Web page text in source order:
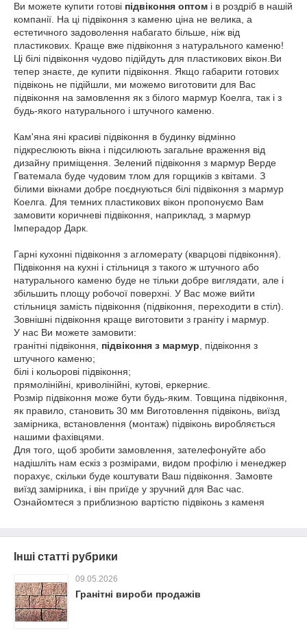
Ви можете купити готові підвіконня оптом і в роздріб в нашій
компанії. На ці підвіконня з каменю ціна не велика, а
естетичного задоволення набагато більше, ніж від
пластикових. Краще вже підвіконня з натурального каменю!
Ці білі підвіконня чудово підійдуть для пластикових вікон.Ви
тепер знаєте, де купити підвіконня. Якщо габарити готових
підвіконь не підійшли, ми можемо виготовити для Вас
підвіконня на замовлення як з білого мармур Коелга, так і з
будь-якого натурального і штучного каменю.
Кам'яна яні красиві підвіконня в будинку відмінно
підкреслюють вікна і підсилюють загальне враження від
дизайну приміщення. Зелений підвіконня з мармур Верде
Гватемала буде чудовим тлом для горщиків з квітами. З
білими вікнами добре поєднуються білі підвіконня з мармур
Коелга. Для темних пластикових вікон пропонуємо Вам
замовити коричневі підвіконня, наприклад, з мармур
Імперадор Дарк.
Гарні кухонні підвіконня з агломерату (кварцові підвіконня).
Підвіконня на кухні і стільниця з такого ж штучного або
натурального каменю буде не тільки добре виглядати, але і
збільшить площу робочої поверхні. У Вас може вийти
стільниця замість підвіконня (підвіконня, переходити в стіл).
Зовнішні підвіконня краще виготовити з граніту і мармур.
У нас Ви можете замовити:
гранітні підвіконня, підвіконня з мармур , підвіконня з
штучного каменю;
білі і кольорові підвіконня;
прямолінійні, криволінійні, кутові, еркерниє.
Розмір підвіконня може бути будь-яким. Товщина підвіконня,
як правило, становить 30 мм Виготовлення підвіконь, виїзд
замірника, встановлення (монтаж) підвіконь виробляється
нашими фахівцями.
Для того, щоб зробити замовлення, зателефонуйте або
надішліть нам ескіз з розмірами, видом профілю і менеджер
порахує, скільки буде коштувати Ваш підвіконня. Замовте
виїзд замірника, і він приїде у зручний для Вас час.
Ознайомтеся з приблизною вартістю підвіконь з каменя
Інші статті рубрики
09.05.2026
Гранітні вироби продажів